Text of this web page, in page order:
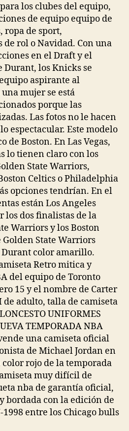
los clubes del equipo,
de equipo equipo de
ropa de sport,
de rol o Navidad. Con una
en el Draft y el
los Knicks se
aspirante al
mujer se está
porque las
Las fotos no le hacen
espectacular. Este modelo
de Boston. En Las Vegas,
lo tienen claro con los
State Warriors,
Celtics o Philadelphia
opciones tendrían. En el
están Los Angeles
los dos finalistas de la
Warriors y los Boston
Golden State Warriors
Durant color amarillo.
Retro mitica y
del equipo de Toronto
15 y el nombre de Carter
de adulto, talla de camiseta
UNIFORMES
TEMPORADA NBA
una camiseta oficial
de Michael Jordan en
color rojo de la temporada
muy difícil de
nba de garantía oficial,
bordada con la edición de
entre los Chicago bulls